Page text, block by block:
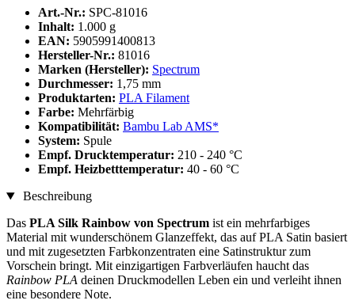
Art.-Nr.: SPC-81016
Inhalt: 1.000 g
EAN: 5905991400813
Hersteller-Nr.: 81016
Marken (Hersteller): Spectrum
Durchmesser: 1,75 mm
Produktarten: PLA Filament
Farbe: Mehrfärbig
Kompatibilität: Bambu Lab AMS*
System: Spule
Empf. Drucktemperatur: 210 - 240 °C
Empf. Heizbetttemperatur: 40 - 60 °C
Beschreibung
Das PLA Silk Rainbow von Spectrum ist ein mehrfarbiges
Material mit wunderschönem Glanzeffekt, das auf PLA Satin basiert
und mit zugesetzten Farbkonzentraten eine Satinstruktur zum
Vorschein bringt. Mit einzigartigen Farbverläufen haucht das
Rainbow PLA deinen Druckmodellen Leben ein und verleiht ihnen
eine besondere Note.